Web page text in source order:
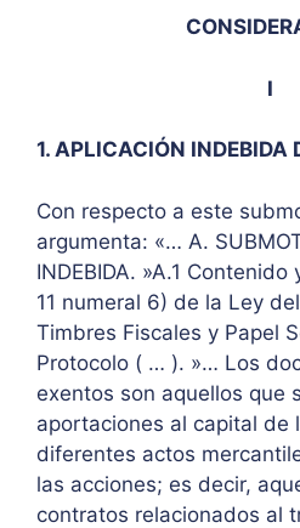
I
1. APLICACIÓN INDEBIDA
Con respecto a este
argumenta: «… A.
INDEBIDA. »A.1
11 numeral 6) de la Ley
Timbres Fiscales y Papel
Protocolo ( … ). »… Los
exentos son aquellos que
aportaciones al capital de
diferentes actos
las acciones; es decir,
contratos relacionados al